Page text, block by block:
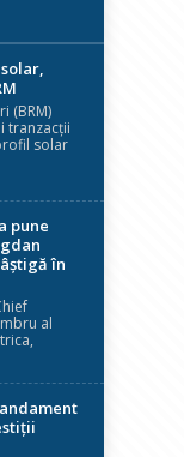
(BRM)
tranzacții
solar
pune
în
al